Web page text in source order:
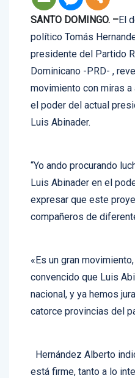
SANTO DOMINGO. –
político Tomás
presidente del Partido
Dominicano -PRD- ,
movimiento con miras
el poder del actual
Luis Abinader.
Luis Abinader en el
expresar que este
compañeros de
convencido que Luis
nacional, y ya hemos
catorce
está firme, tanto a lo